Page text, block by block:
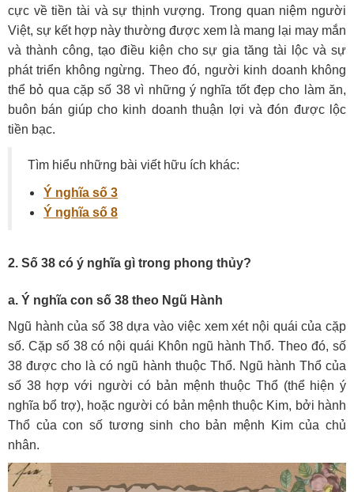
cực về tiền tài và sự thịnh vượng. Trong quan niệm người
Việt, sự kết hợp này thường được xem là mang lại may mắn
và thành công, tạo điều kiện cho sự gia tăng tài lộc và sự
phát triển không ngừng. Theo đó, người kinh doanh không
thể bỏ qua cặp số 38 vì những ý nghĩa tốt đẹp cho làm ăn,
buôn bán giúp cho kinh doanh thuận lợi và đón được lộc
tiền bạc.
Tìm hiểu những bài viết hữu ích khác:
Ý nghĩa số 3
Ý nghĩa số 8
2. Số 38 có ý nghĩa gì trong phong thủy?
a. Ý nghĩa con số 38 theo Ngũ Hành
Ngũ hành của số 38 dựa vào việc xem xét nội quái của cặp
số. Cặp số 38 có nội quái Khôn ngũ hành Thổ. Theo đó, số
38 được cho là có ngũ hành thuộc Thổ. Ngũ hành Thổ của
số 38 hợp với người có bản mệnh thuộc Thổ (thể hiện ý
nghĩa bổ trợ), hoặc người có bản mệnh thuộc Kim, bởi hành
Thổ của con số tương sinh cho bản mệnh Kim của chủ
nhân.